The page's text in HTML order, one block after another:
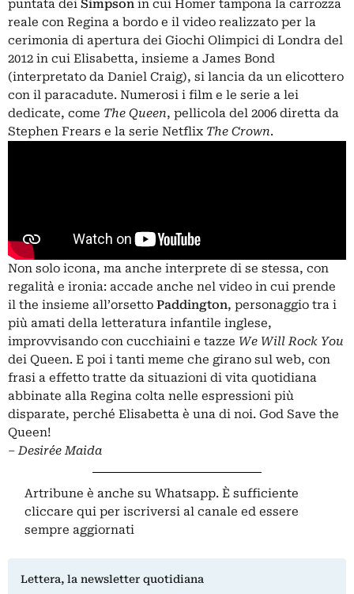
puntata dei Simpson in cui Homer tampona la carrozza
reale con Regina a bordo e il video realizzato per la
cerimonia di apertura dei Giochi Olimpici di Londra del
2012 in cui Elisabetta, insieme a James Bond
(interpretato da Daniel Craig), si lancia da un elicottero
con il paracadute. Numerosi i film e le serie a lei
dedicate, come The Queen, pellicola del 2006 diretta da
Stephen Frears e la serie Netflix The Crown.
Non solo icona, ma anche interprete di se stessa, con
regalità e ironia: accade anche nel video in cui prende
il the insieme all’orsetto Paddington, personaggio tra i
più amati della letteratura infantile inglese,
improvvisando con cucchiaini e tazze We Will Rock You
dei Queen. E poi i tanti meme che girano sul web, con
frasi a effetto tratte da situazioni di vita quotidiana
abbinate alla Regina colta nelle espressioni più
disparate, perché Elisabetta è una di noi. God Save the
Queen!
– Desirée Maida
Artribune è anche su Whatsapp. È sufficiente
cliccare qui per iscriversi al canale ed essere
sempre aggiornati
Lettera, la newsletter quotidiana